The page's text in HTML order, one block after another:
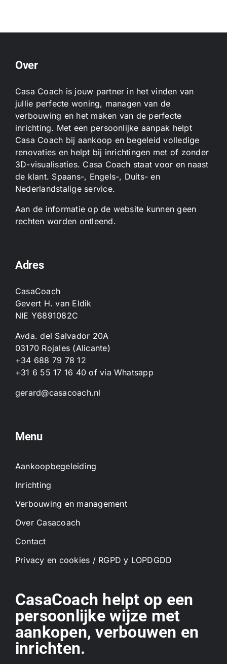
Over
Casa Coach is jouw partner in het vinden van
jullie perfecte woning, managen van de
verbouwing en het maken van de perfecte
inrichting. Met een persoonlijke aanpak helpt
Casa Coach bij aankoop en begeleid volledige
renovaties en helpt bij inrichtingen met of zonder
3D-visualisaties. Casa Coach staat voor en naast
de klant. Spaans-, Engels-, Duits- en
Nederlandstalige service.
Aan de informatie op de website kunnen geen
rechten worden ontleend.
Adres
CasaCoach
Gevert H. van Eldik
NIE Y6891082C
Avda. del Salvador 20A
03170 Rojales (Alicante)
+34 688 79 78 12
+31 6 55 17 16 40 ofvia Whatsapp
gerard@casacoach.nl
Menu
Aankoopbegeleiding
Inrichting
Verbouwing en management
Over Casacoach
Contact
Privacy en cookies / RGPD y LOPDGDD
CasaCoach helpt op een
persoonlijke wijze met
aankopen, verbouwen en
inrichten.